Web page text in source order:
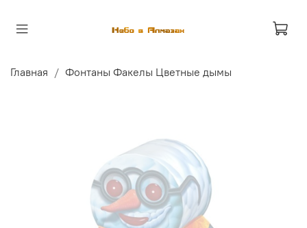
Главная Фонтаны Факелы Цветные дымы